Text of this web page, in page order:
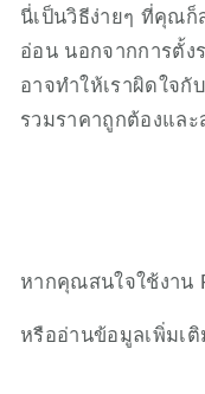
นี่เป็นวิธีง่ายๆ ที่คุณก็
อ่อน นอกจากการตั้ง
อาจทำให้เราผิดใจ
รวมราคาถูกต้องแล
หากคุณสนใจใช้งาน
หรืออ่านข้อมูลเพิ่มเ